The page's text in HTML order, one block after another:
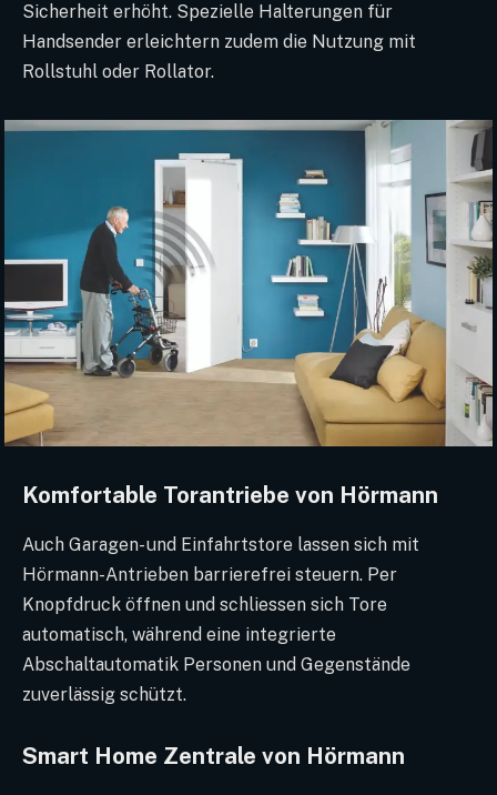
Sicherheit erhöht. Spezielle Halterungen für
Handsender erleichtern zudem die Nutzung mit
Rollstuhl oder Rollator.
Komfortable Torantriebe von Hörmann
Auch Garagen- und Einfahrtstore lassen sich mit
Hörmann-Antrieben barrierefrei steuern. Per
Knopfdruck öffnen und schliessen sich Tore
automatisch, während eine integrierte
Abschaltautomatik Personen und Gegenstände
zuverlässig schützt.
Smart Home Zentrale von Hörmann